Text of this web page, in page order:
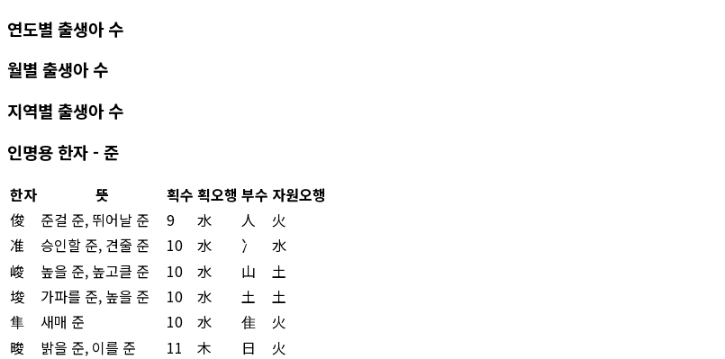
연도별 출생아 수
월별 출생아 수
지역별 출생아 수
인명용 한자 - 준
한자 뜻 획수 획오행 부수 자원오행
俊
준걸 준, 뛰어날 준 9 水 人
火
准
승인할 준, 견줄 준 10 水 冫
水
峻
높을 준, 높고클 준 10 水 山
土
埈
가파를 준, 높을 준 10 水 土
土
隼
새매 준 10 水 隹
火
晙
밝을 준, 이를 준 11 木 日
火